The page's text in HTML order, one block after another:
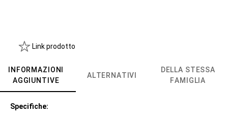
Link prodotto
INFORMAZIONI
AGGIUNTIVE
ALTERNATIVI
DELLA STESSA
FAMIGLIA
Specifiche: